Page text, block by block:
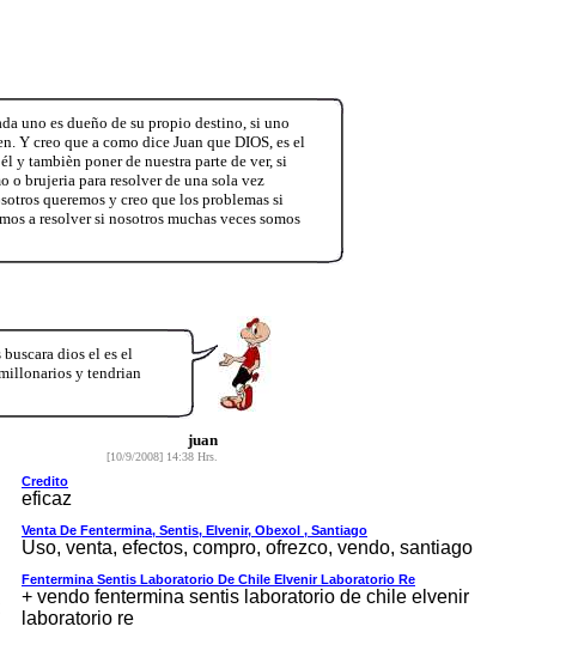
uno es dueño de su propio destino, si uno
Y creo que a como dice Juan que DIOS, es el
y tambièn poner de nuestra parte de ver, si
o brujeria para resolver de una sola vez
queremos y creo que los problemas si
a resolver si nosotros muchas veces somos
dios el es el
y tendrian
juan
[10/9/2008] 14:38 Hrs.
Credito
eficaz
Venta De Fentermina, Sentis, Elvenir, Obexol , Santiago
Uso, venta, efectos, compro, ofrezco, vendo, santiago
Fentermina Sentis Laboratorio De Chile Elvenir Laboratorio Re
+ vendo fentermina sentis laboratorio de chile elvenir
laboratorio re